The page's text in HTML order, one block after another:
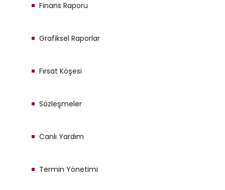
Finans Raporu
Grafiksel Raporlar
Fırsat Köşesi
Sözleşmeler
Canlı Yardım
Termin Yönetimi